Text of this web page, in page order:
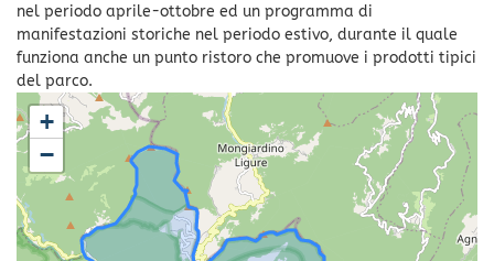
nel periodo aprile-ottobre ed un programma di
manifestazioni storiche nel periodo estivo, durante il quale
funziona anche un punto ristoro che promuove i prodotti tipici
del parco.
+
−